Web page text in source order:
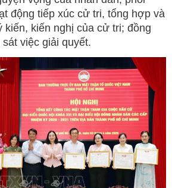
động tiếp xúc cử tri, tổng hợp và
kiến, kiến nghị của cử tri; đồng
việc giải quyết.